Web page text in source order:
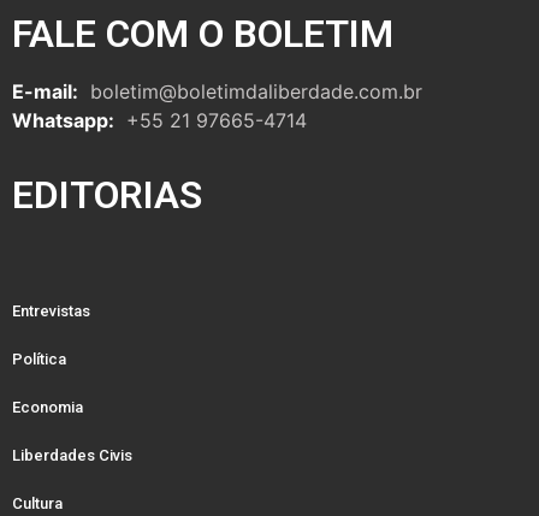
FALE COM O BOLETIM
E-mail: boletim@boletimdaliberdade.com.br
Whatsapp: +55 21 97665-4714
EDITORIAS
Entrevistas
Política
Economia
Liberdades Civis
Cultura